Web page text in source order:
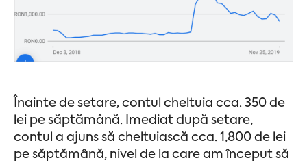
Înainte de setare, contul cheltuia cca. 350 de
lei pe săptămână. Imediat după setare,
contul a ajuns să cheltuiască cca. 1,800 de lei
pe săptămână, nivel de la care am început să